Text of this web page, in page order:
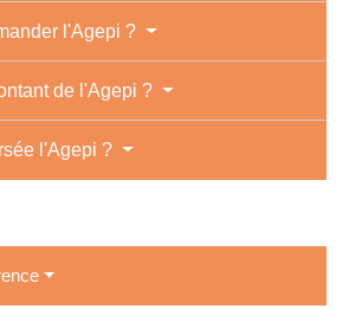
l'Agepi ?
de l'Agepi ?
l'Agepi ?